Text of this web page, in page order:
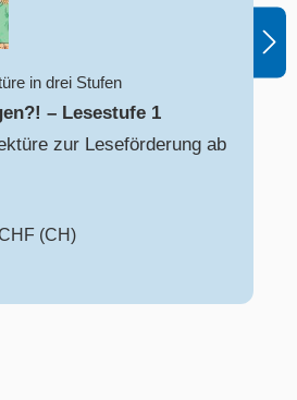
in drei Stufen
– Lesestufe 1
zur Leseförderung ab
(CH)